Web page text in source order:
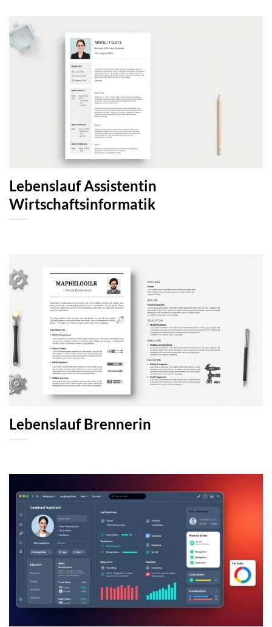
Lebenslauf Assistentin
Wirtschaftsinformatik
Lebenslauf Brennerin